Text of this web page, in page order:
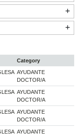
Category
AYUDANTE
DOCTOR/A
AYUDANTE
DOCTOR/A
AYUDANTE
DOCTOR/A
AYUDANTE